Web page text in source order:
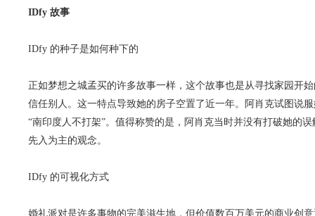
IDfy 故事
IDfy 的种子是如何种下的
正如梦想之城孟买的许多故事一样，这个故事也是从寻找家园开
信任别人。这一特点导致她的房子空置了近一年。阿肖克试图说
“南印度人不打架”。值得称赞的是，阿肖克当时并没有打破她的
先入为主的观念。
IDfy 的可视化方式
婚礼派对是许多事物的完美滋生地，但价值数百万美元的商业创